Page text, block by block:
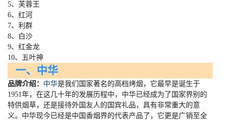
5、芙蓉王
6、红河
7、利群
8、白沙
9、红金龙
10、五叶神
一、中华
品牌介绍： 中华是我们国家著名的高档烤烟，它最早是诞生于
1951年，在这几十年的发展历程中，中华已经成为了国家界别的
特供烟草，还是接待外国友人的国宾礼品，具有非常重大的意
义。中华现今已经是中国香烟界的代表产品了，它更是广销至全